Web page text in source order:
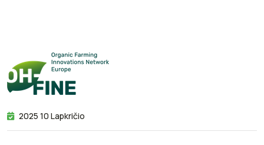
2025 10 Lapkričio